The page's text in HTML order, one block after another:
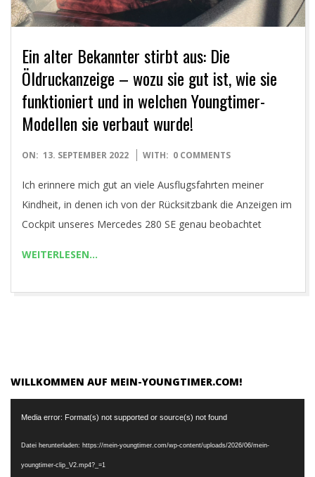
Ein alter Bekannter stirbt aus: Die
Öldruckanzeige – wozu sie gut ist, wie sie
funktioniert und in welchen Youngtimer-
Modellen sie verbaut wurde!
2022-
13
ON: 13. SEPTEMBER 2022 WITH: 0 COMMENTS
Ich erinnere mich gut an viele Ausflugsfahrten meiner
Kindheit, in denen ich von der Rücksitzbank die Anzeigen im
Cockpit unseres Mercedes 280 SE genau beobachtet
WEITERLESEN…
WILLKOMMEN AUF MEIN-YOUNGTIMER.COM!
Media error: Format(s) not supported or source(s) not found
Datei herunterladen: https://mein-youngtimer.com/wp-content/uploads/2026/06/mein-
youngtimer-clip_V2.mp4?_=1